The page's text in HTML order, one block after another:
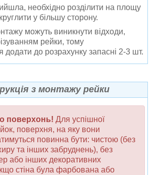
необхідно розділити на площу
у більшу сторону.
можуть виникнути відходи,
рейки, тому
додати до розрахунку запасні 2-3 шт.
з монтажу рейки
поверхонь! Для успішної
поверхня, на яку вони
повинна бути: чистою (без
та інших забруднень), без
або інших декоративних
стіна була фарбована або